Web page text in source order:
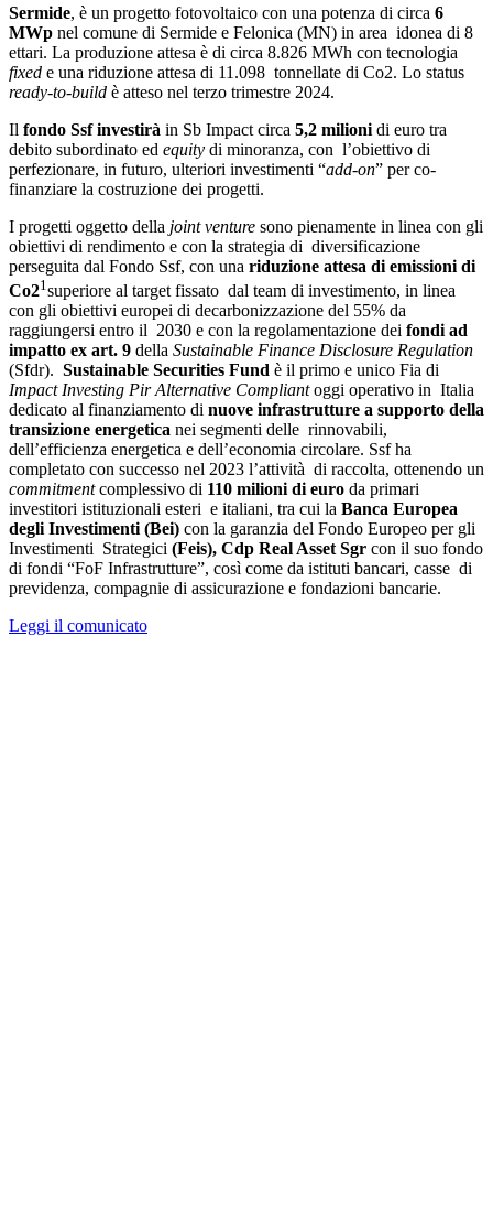
Sermide, è un progetto fotovoltaico con una potenza di circa 6
MWp nel comune di Sermide e Felonica (MN) in area idonea di 8
ettari. La produzione attesa è di circa 8.826 MWh con tecnologia
fixed e una riduzione attesa di 11.098 tonnellate di Co2. Lo status
ready-to-build è atteso nel terzo trimestre 2024.
Il fondo Ssf investirà in Sb Impact circa 5,2 milioni di euro tra
debito subordinato ed equity di minoranza, con l’obiettivo di
perfezionare, in futuro, ulteriori investimenti “add-on” per co-
finanziare la costruzione dei progetti.
I progetti oggetto della joint venture sono pienamente in linea con gli
obiettivi di rendimento e con la strategia di diversificazione
perseguita dal Fondo Ssf, con una riduzione attesa di emissioni di
Co21superiore al target fissato dal team di investimento, in linea
con gli obiettivi europei di decarbonizzazione del 55% da
raggiungersi entro il 2030 e con la regolamentazione dei fondi ad
impatto ex art. 9 della Sustainable Finance Disclosure Regulation
(Sfdr). Sustainable Securities Fund è il primo e unico Fia di
Impact Investing Pir Alternative Compliantoggi operativo in Italia
dedicato al finanziamento di nuove infrastrutture a supporto della
transizione energetica nei segmenti delle rinnovabili,
dell’efficienza energetica e dell’economia circolare. Ssf ha
completato con successo nel 2023 l’attività di raccolta, ottenendo un
commitmentcomplessivo di 110 milioni di euro da primari
investitori istituzionali esteri e italiani, tra cui la Banca Europea
degli Investimenti (Bei) con la garanzia del Fondo Europeo per gli
Investimenti Strategici (Feis), Cdp Real Asset Sgr con il suo fondo
di fondi “FoF Infrastrutture”, così come da istituti bancari, casse di
previdenza, compagnie di assicurazione e fondazioni bancarie.
Leggi il comunicato